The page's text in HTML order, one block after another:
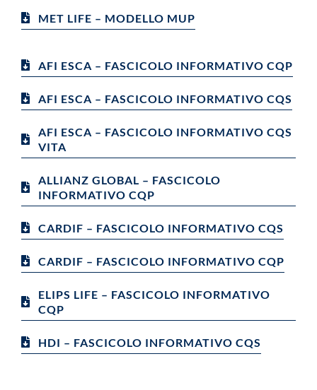
MET LIFE – MODELLO MUP
AFI ESCA – FASCICOLO INFORMATIVO CQP
AFI ESCA – FASCICOLO INFORMATIVO CQS
AFI ESCA – FASCICOLO INFORMATIVO CQS
VITA
ALLIANZ GLOBAL – FASCICOLO
INFORMATIVO CQP
CARDIF – FASCICOLO INFORMATIVO CQS
CARDIF – FASCICOLO INFORMATIVO CQP
ELIPS LIFE – FASCICOLO INFORMATIVO
CQP
HDI – FASCICOLO INFORMATIVO CQS